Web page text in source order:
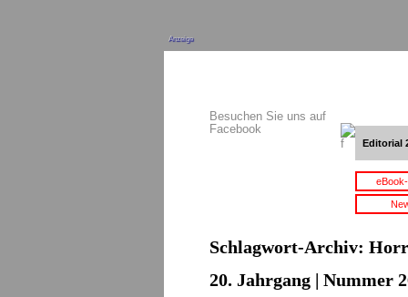
Anzeige
Besuchen Sie uns auf
Facebook
Editorial
Schlagwort-Archiv:
20. Jahrgang | Nummer